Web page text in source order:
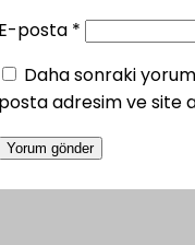
posta *
Daha sonraki
adresim ve site